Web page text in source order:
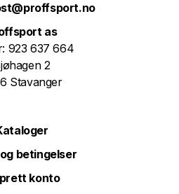
as
923 637 664
2
Stavanger
betingelser
konto